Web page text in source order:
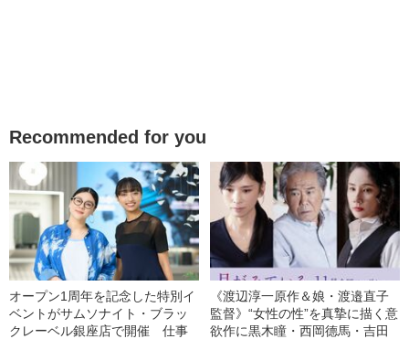
Recommended for you
オープン1周年を記念した特別イ
ベントがサムソナイト・ブラッ
クレーベル銀座店で開催 仕事
《渡辺淳一原作＆娘・渡邉直子
監督》“女性の性”を真摯に描く意
欲作に黒木瞳・西岡德馬・吉田